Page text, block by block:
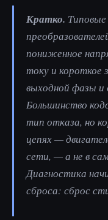
Кратко.
пониженное
току и короткое
выходной фазы и
Большинство
тип отказа, но
цепях —
сети, — а не в
Диагностика
сброса: сброс